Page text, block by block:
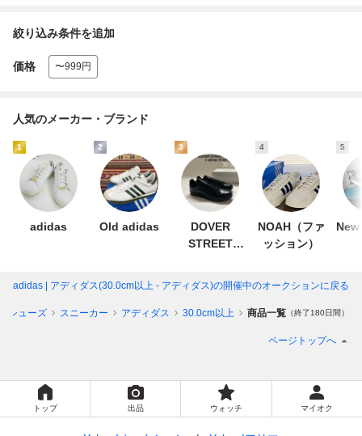
絞り込み条件を追加
価格 〜999円
人気のメーカー・ブランド
1
adidas
2
Old adidas
3
DOVER
STREET
4
NOAH（ファ
ッション）
5
adidas | アディダス(30.0cm以上 - アディダス)の開催中のオークションに戻る
シューズ スニーカー アディダス 30.0cm以上 商品一覧 （終了180日間）
ページトップへ
トップ 出品 ウォッチ マイオク